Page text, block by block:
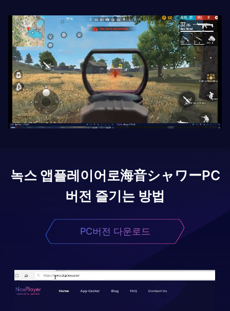
녹스 앱플레이어로海音シャワーPC
버전 즐기는 방법
PC버전 다운로드